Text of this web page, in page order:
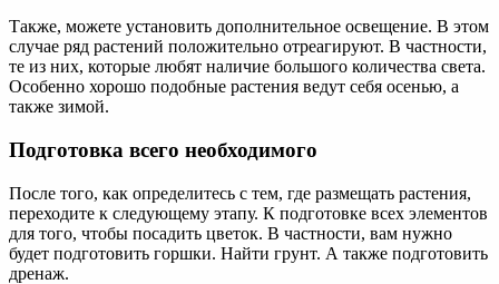
Также, можете установить дополнительное освещение. В этом
случае ряд растений положительно отреагируют. В частности,
те из них, которые любят наличие большого количества света.
Особенно хорошо подобные растения ведут себя осенью, а
также зимой.
Подготовка всего необходимого
После того, как определитесь с тем, где размещать растения,
переходите к следующему этапу. К подготовке всех элементов
для того, чтобы посадить цветок. В частности, вам нужно
будет подготовить горшки. Найти грунт. А также подготовить
дренаж.